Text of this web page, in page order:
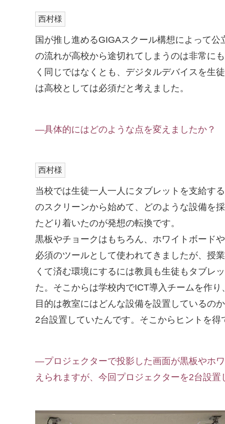
西村様
国が推し進めるGIGAスクール構想によって
の流れが高校から途切れてしまうのは非常に
く同じではなくとも、デジタルデバイスを生
は高校としては必須だと考えました。
―具体的にはどのような点を変えましたか？
西村様
当校では生徒一人一人にタブレットを支給す
のスクリーンから始めて、どのような設備を
たどり着いたのが発想の転換です。
黒板やチョークはもちろん、ホワイトボード
必須のツールとして使われてきましたが、授
くて済む環境にするには教員も生徒もタブレ
た。そこからは学校内でICT導入チームを作
目的は教室にはどんな設備を設置しているの
2台設置していたんです。そこからヒントを
―プロジェクターで投影した画面が黒板やホ
えられますが、今回プロジェクターを2台設